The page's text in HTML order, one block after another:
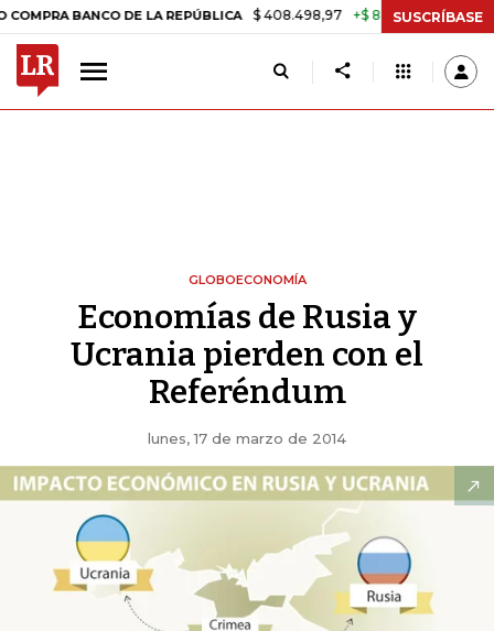
BANCO DE LA REPÚBLICA $ 408.498,97 +$ 8.753,81 +2,19%
SUSCRÍBASE
GLOBOECONOMÍA
Economías de Rusia y
Ucrania pierden con el
Referéndum
lunes, 17 de marzo de 2014